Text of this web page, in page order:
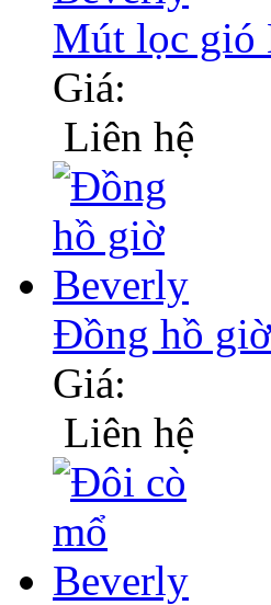
Mút lọc gió
Giá:
Liên hệ
Đồng hồ
Giá:
Liên hệ